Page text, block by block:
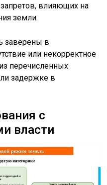
влияющих на
земли.
заверены в
или некорректное
перечисленных
задержке в
с
власти